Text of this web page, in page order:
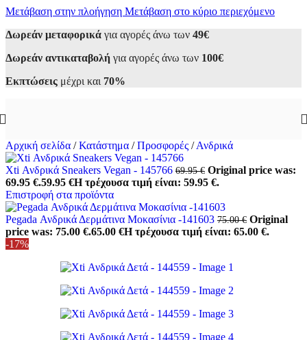
Μετάβαση στην πλοήγηση Μετάβαση στο κύριο περιεχόμενο
Δωρεάν μεταφορικά για αγορές άνω των 49€
Δωρεάν αντικαταβολή για αγορές άνω των 100€
Εκπτώσεις μέχρι και 70%
Αρχική σελίδα / Κατάστημα / Προσφορές / Ανδρικά
Xti Ανδρικά Sneakers Vegan - 145766 69.95€ Original price was:
69.95 €.59.95 €Η τρέχουσα τιμή είναι: 59.95 €.
Επιστροφή στα προϊόντα
Pegada Ανδρικά Δερμάτινα Μοκασίνια -141603 75.00€ Original
price was: 75.00 €.65.00 €Η τρέχουσα τιμή είναι: 65.00 €.
-17%